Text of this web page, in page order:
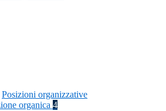
Posizioni organizzative
organica 4